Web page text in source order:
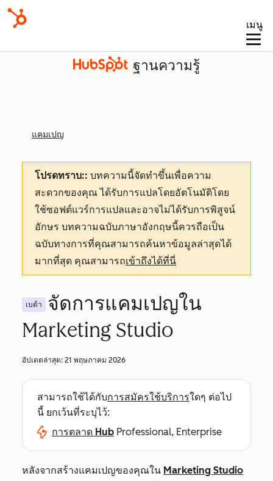
เมนู
ฐานความรู้
แคมเปญ
โปรดทราบ:: บทความนี้จัดทำขึ้นเพื่อความ
สะดวกของคุณได้รับการแปลโดยอัตโนมัติโดย
ใช้ซอฟต์แวร์การแปลและอาจไม่ได้รับการพิสูจน์
อักษร บทความฉบับภาษาอังกฤษนี้ควรถือเป็น
ฉบับทางการที่คุณสามารถค้นหาข้อมูลล่าสุดได้
มากที่สุด คุณสามารถเข้าถึงได้ที่นี่
เบต้า
จัดการแคมเปญใน
Marketing Studio
อัปเดตล่าสุด: 21 พฤษภาคม 2026
สามารถใช้ได้กับการสมัครใช้บริการใดๆ ต่อไป
นี้ ยกเว้นที่ระบุไว้:
การตลาด Hub Professional, Enterprise
หลังจากสร้างแคมเปญของคุณใน Marketing Studio